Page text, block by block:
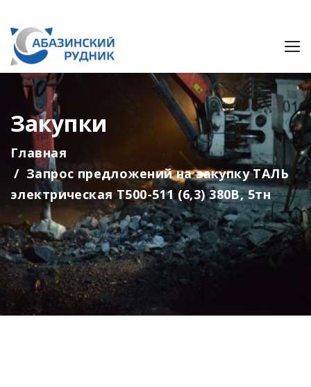
Закупки
Главная
Запрос предложений на закупку ТАЛЬ
электрическая Т500-511 (6,3) 380В, 5тн